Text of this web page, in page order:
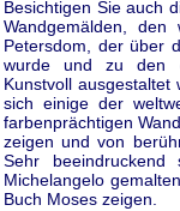
Besichtigen Sie auch
Wandgemälden, den
Petersdom, der über
wurde und zu den
Kunstvoll
sich einige der
farbenprächtigen
zeigen und von
Sehr
Michelangelo
Buch Moses zeigen.